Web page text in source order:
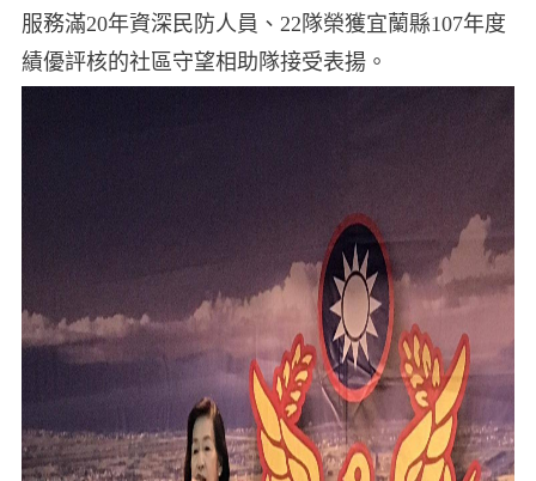
服務滿20年資深民防人員、22隊榮獲宜蘭縣107年度
績優評核的社區守望相助隊接受表揚。